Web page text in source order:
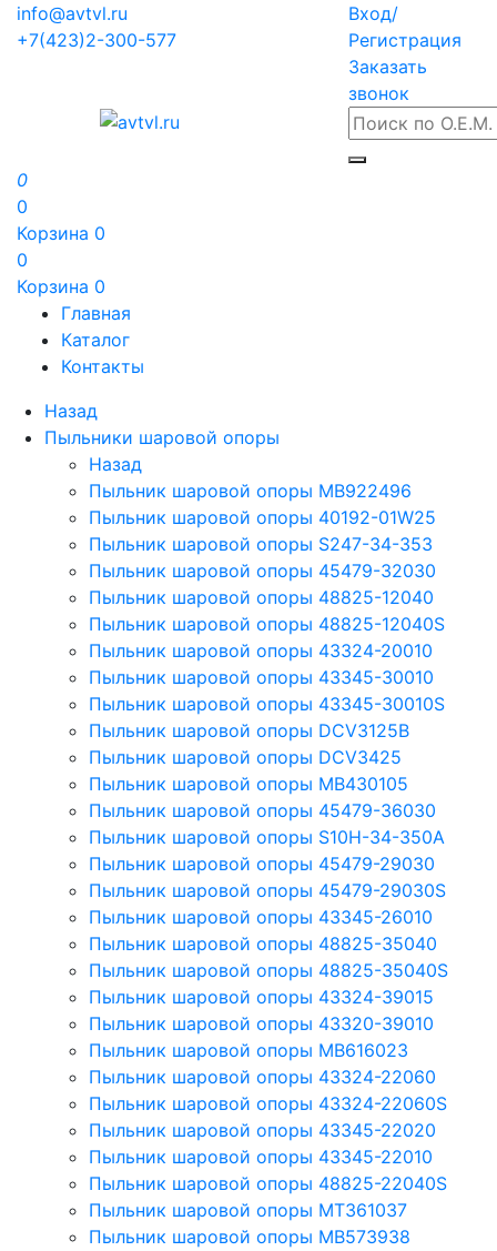
info@avtvl.ru
+7(423)2-300-577
Вход/
Регистрация
Заказать
звонок
0
0
Корзина 0
0
Корзина 0
Главная
Каталог
Контакты
Назад
Пыльники шаровой опоры
Назад
Пыльник шаровой опоры MB922496
Пыльник шаровой опоры 40192-01W25
Пыльник шаровой опоры S247-34-353
Пыльник шаровой опоры 45479-32030
Пыльник шаровой опоры 48825-12040
Пыльник шаровой опоры 48825-12040S
Пыльник шаровой опоры 43324-20010
Пыльник шаровой опоры 43345-30010
Пыльник шаровой опоры 43345-30010S
Пыльник шаровой опоры DCV3125B
Пыльник шаровой опоры DCV3425
Пыльник шаровой опоры MB430105
Пыльник шаровой опоры 45479-36030
Пыльник шаровой опоры S10H-34-350A
Пыльник шаровой опоры 45479-29030
Пыльник шаровой опоры 45479-29030S
Пыльник шаровой опоры 43345-26010
Пыльник шаровой опоры 48825-35040
Пыльник шаровой опоры 48825-35040S
Пыльник шаровой опоры 43324-39015
Пыльник шаровой опоры 43320-39010
Пыльник шаровой опоры MB616023
Пыльник шаровой опоры 43324-22060
Пыльник шаровой опоры 43324-22060S
Пыльник шаровой опоры 43345-22020
Пыльник шаровой опоры 43345-22010
Пыльник шаровой опоры 48825-22040S
Пыльник шаровой опоры MT361037
Пыльник шаровой опоры MB573938